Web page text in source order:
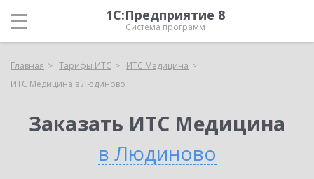
1С:Предприятие 8
Система программ
Главная Тарифы ИТС
ИТС Медицина
ИТС Медицина в Людиново
Заказать ИТС Медицина
в Людиново